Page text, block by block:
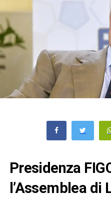
Presidenza
l’Assemblea di